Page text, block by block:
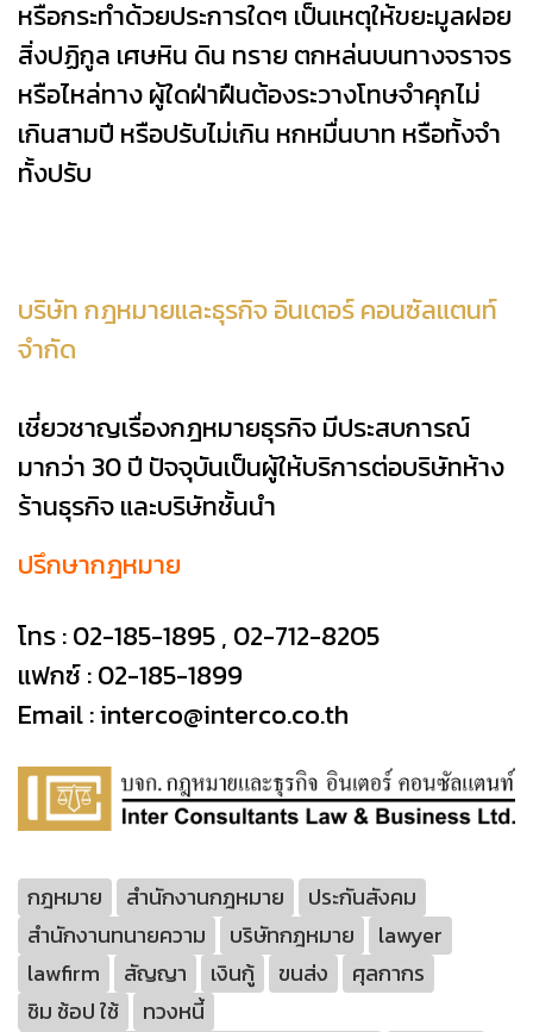
หรือกระทำด้วยประการใดๆ เป็นเหตุให้ขยะมูลฝอย
สิ่งปฏิกูล เศษหิน ดิน ทราย ตกหล่นบนทางจราจร
หรือไหล่ทาง ผู้ใดฝ่าฝืนต้องระวางโทษจำคุกไม่
เกินสามปี หรือปรับไม่เกิน หกหมื่นบาท หรือทั้งจำ
ทั้งปรับ
บริษัท กฎหมายและธุรกิจ อินเตอร์ คอนซัลแตนท์
จำกัด
เชี่ยวชาญเรื่องกฎหมายธุรกิจ มีประสบการณ์
มากว่า 30 ปี ปัจจุบันเป็นผู้ให้บริการต่อบริษัทห้าง
ร้านธุรกิจ และบริษัทชั้นนำ
ปรึกษากฎหมาย
โทร :02-185-1895, 02-712-8205
แฟกซ์ : 02-185-1899
Email :interco@interco.co.th
กฎหมาย สำนักงานกฎหมาย
ประกันสังคม
สำนักงานทนายความ
บริษัทกฎหมาย
lawyer
lawfirm
สัญญา เงินกู้ ขนส่ง
ศุลกากร
ชิม ช้อป ใช้
ทวงหนี้